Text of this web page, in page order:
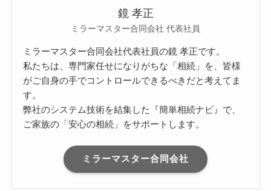
鏡 孝正
ミラーマスター合同会社 代表社員
ミラーマスター合同会社代表社員の鏡 孝正です。
私たちは、専門家任せになりがちな「相続」を、皆様
がご自身の手でコントロールできるべきだと考えてま
す。
弊社のシステム技術を結集した『簡単相続ナビ』で、
ご家族の「安心の相続」をサポートします。
ミラーマスター合同会社